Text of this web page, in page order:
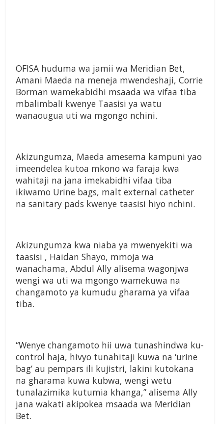
OFISA huduma wa jamii wa Meridian Bet,
Amani Maeda na meneja mwendeshaji, Corrie
Borman wamekabidhi msaada wa vifaa tiba
mbalimbali kwenye Taasisi ya watu
wanaougua uti wa mgongo nchini.
Akizungumza, Maeda amesema kampuni yao
imeendelea kutoa mkono wa faraja kwa
wahitaji na jana imekabidhi vifaa tiba
ikiwamo Urine bags, malt external catheter
na sanitary pads kwenye taasisi hiyo nchini.
Akizungumza kwa niaba ya mwenyekiti wa
taasisi , Haidan Shayo, mmoja wa
wanachama, Abdul Ally alisema wagonjwa
wengi wa uti wa mgongo wamekuwa na
changamoto ya kumudu gharama ya vifaa
tiba.
“Wenye changamoto hii uwa tunashindwa ku-
control haja, hivyo tunahitaji kuwa na ‘urine
bag’ au pempars ili kujistri, lakini kutokana
na gharama kuwa kubwa, wengi wetu
tunalazimika kutumia khanga,” alisema Ally
jana wakati akipokea msaada wa Meridian
Bet.